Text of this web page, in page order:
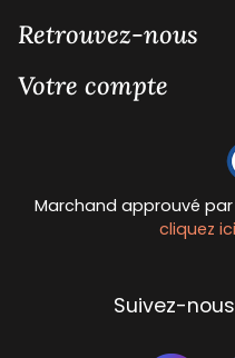
Retrouvez-nous
Votre compte
Marchand approuvé
cliquez
Suivez-